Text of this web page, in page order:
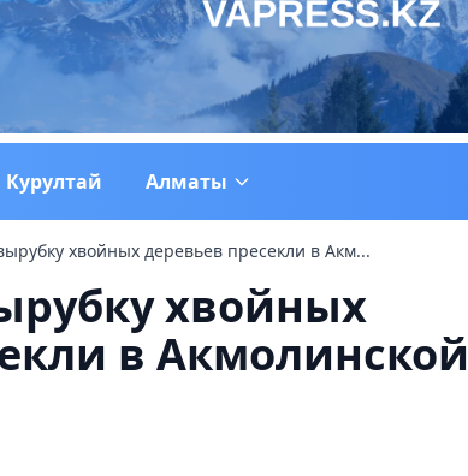
Курултай Алматы
хвойных деревьев пресекли в Акм...
хвойных
в Акмолинской